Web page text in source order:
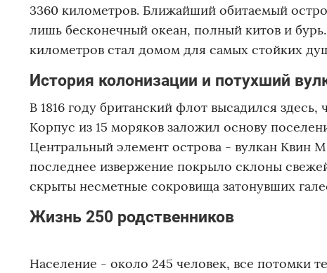
3360 километров. Ближайший обитаемый
лишь бесконечный океан, полный китов и
километров стал домом для самых стойких
История колонизации и потухший
В 1816 году британский флот высадился
Корпус из 15 моряков заложил основу
Центральный элемент острова - вулкан Квин
последнее извержение покрыло склоны
скрыты несметные сокровища затонувших
Жизнь 250 родственников
Население - около 245 человек, все потомки